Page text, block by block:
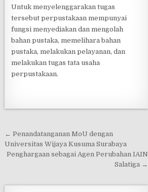
Untukmenyelenggarakan tugas
tersebut perpustakaan mempunyai
fungsi menyediakan dan mengolah
bahan pustaka, memelihara bahan
pustaka, melakukan pelayanan, dan
melakukan tugas tata usaha
perpustakaan.
P
o
t
← Penandatanganan MoU dengan
Universitas Wijaya Kusuma Surabaya
Penghargaan sebagai Agen Perubahan IAIN
Salatiga →